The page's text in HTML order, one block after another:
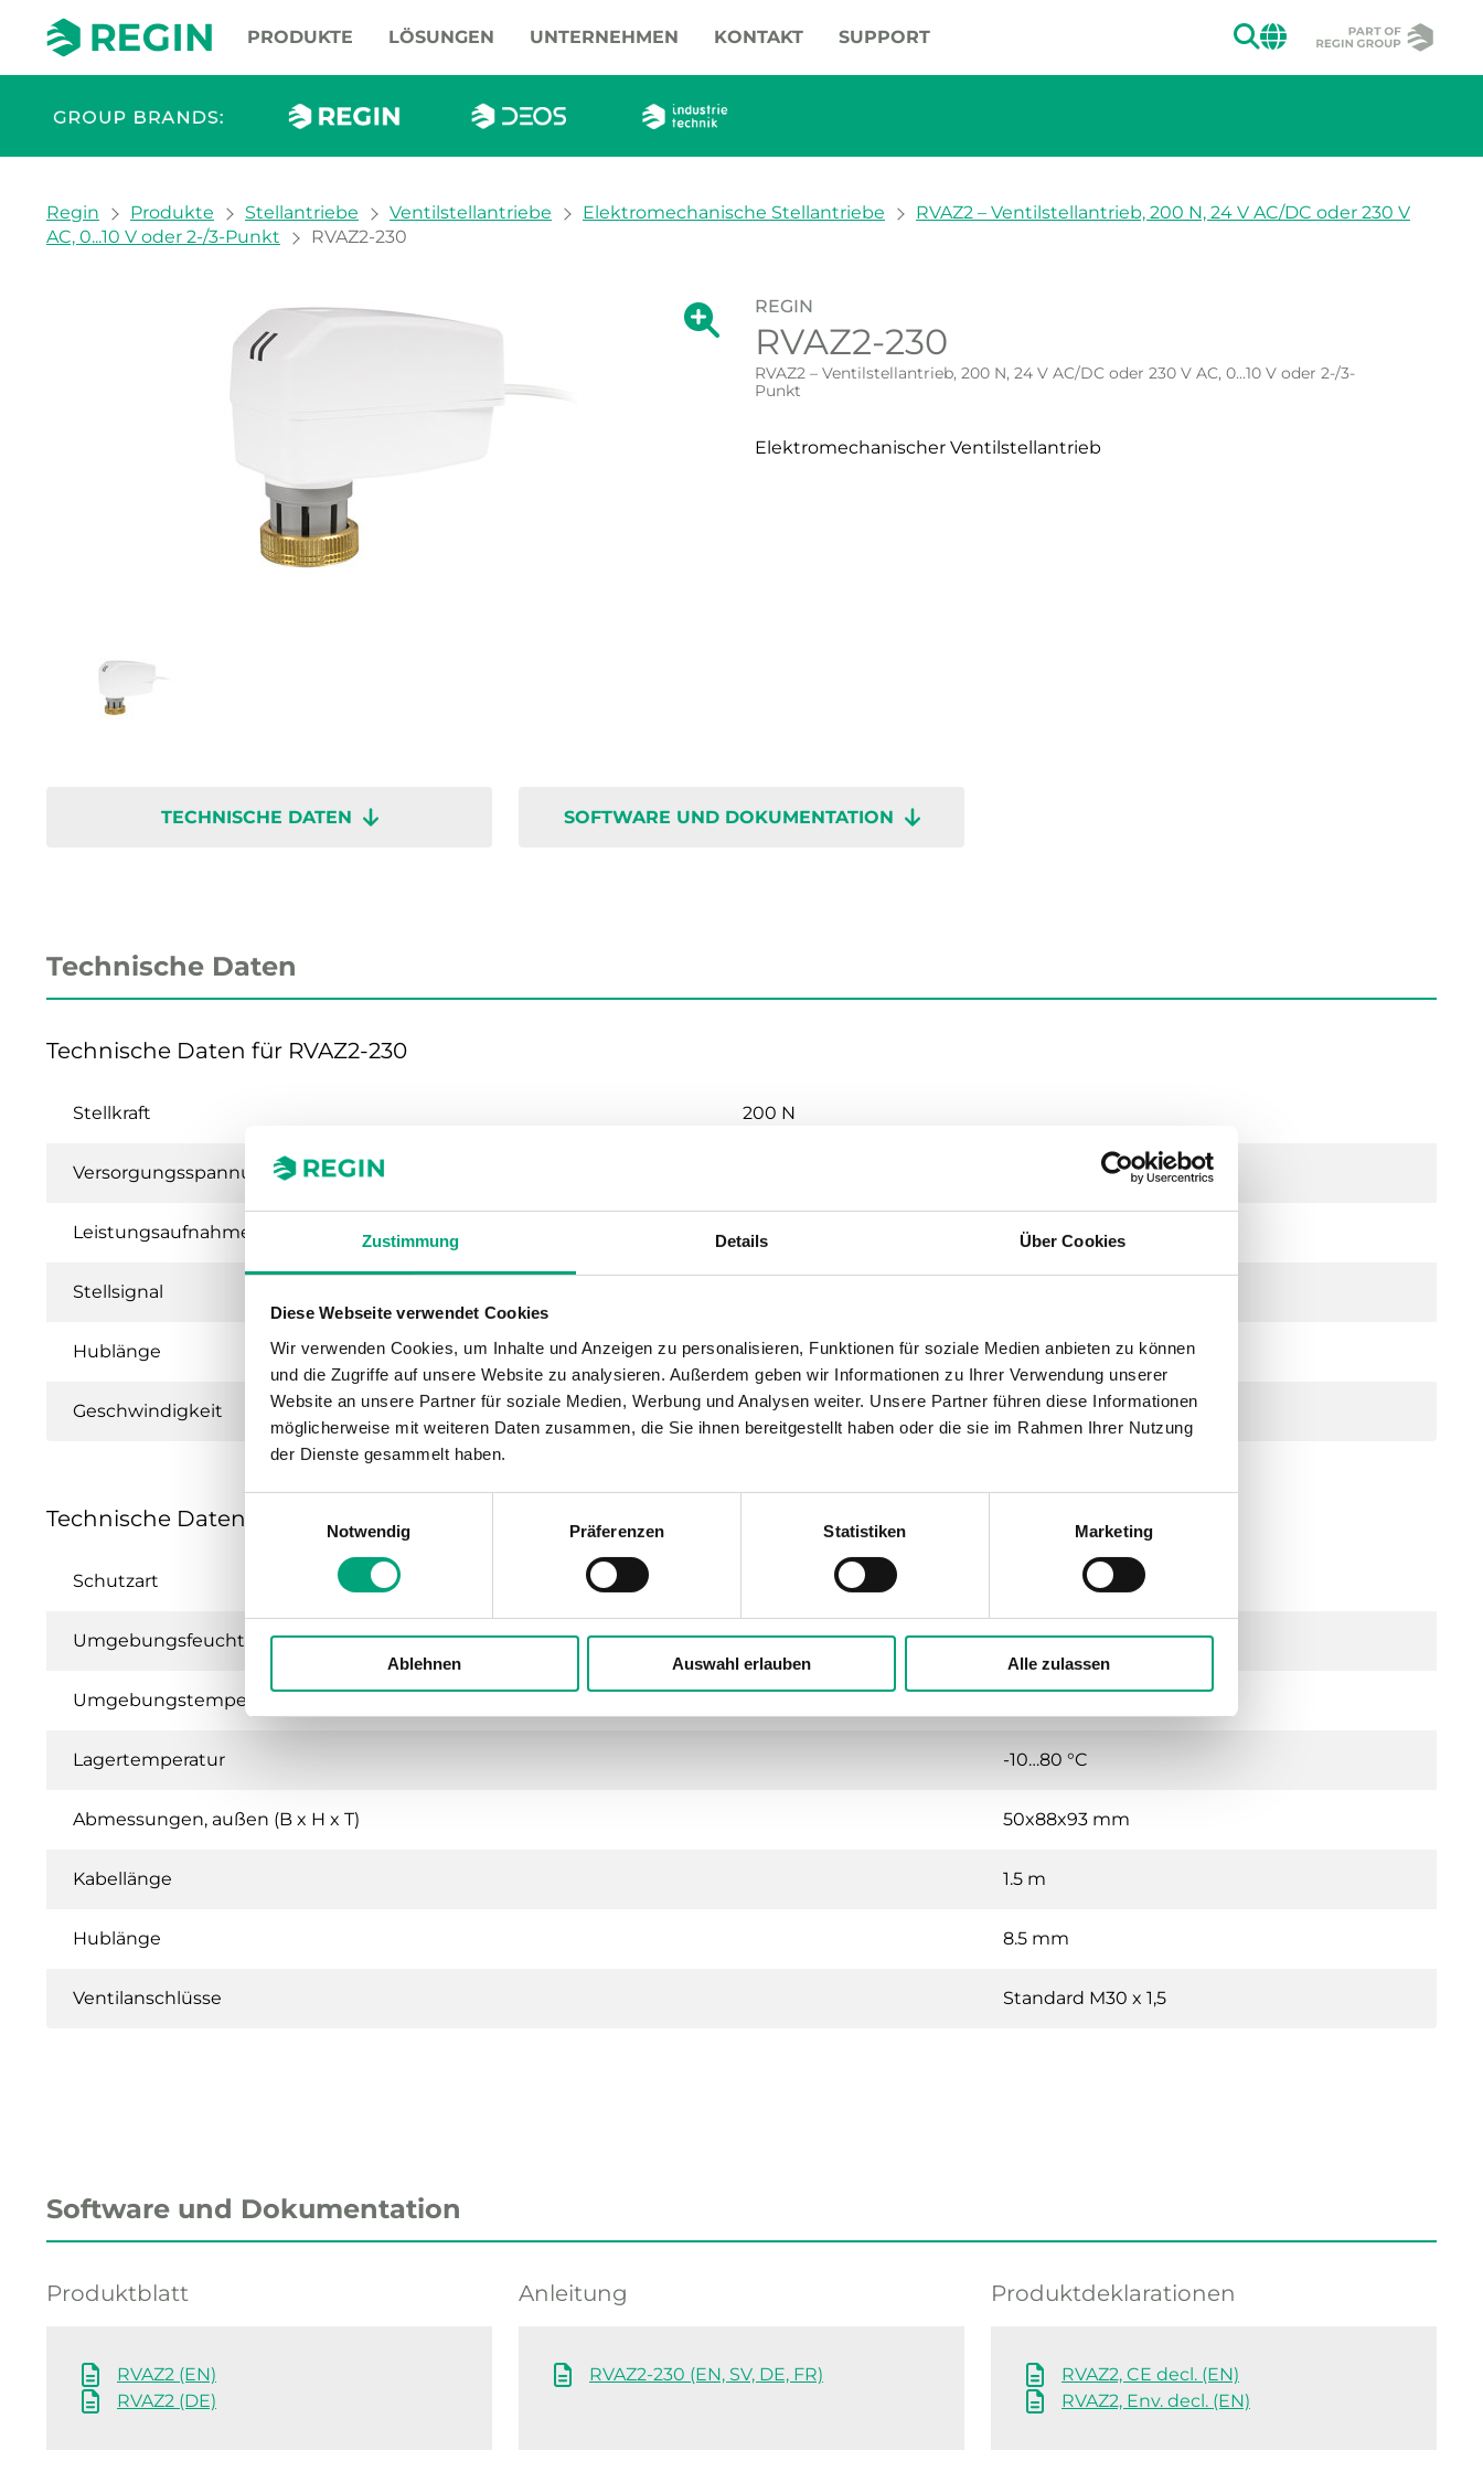
Zustimmung Details Über Cookies
Diese Webseite verwendet Cookies
Wir verwenden Cookies, um Inhalte und Anzeigen zu personalisieren, Funktionen für soziale Medien anbieten zu können
und die Zugriffe auf unsere Website zu analysieren. Außerdem geben wir Informationen zu Ihrer Verwendung unserer
Website an unsere Partner für soziale Medien, Werbung und Analysen weiter. Unsere Partner führen diese Informationen
möglicherweise mit weiteren Daten zusammen, die Sie ihnen bereitgestellt haben oder die sie im Rahmen Ihrer Nutzung
der Dienste gesammelt haben.
Notwendig
Präferenzen Statistiken Marketing
Ablehnen Auswahl erlauben Alle zulassen
PRODUKTE LÖSUNGEN UNTERNEHMEN KONTAKT SUPPORT SUCHEN
CHANGE
You are here:
Regin Produkte Stellantriebe Ventilstellantriebe Elektromechanische Stellantriebe
RVAZ2 – Ventilstellantrieb, 200 N, 24 V AC/DC oder 230 V
AC, 0...10 V oder 2-/3-Punkt
RVAZ2-230
Zeige große Version des Bildes.
Zeige große Version des Bildes.
REGIN
RVAZ2-230
RVAZ2 – Ventilstellantrieb, 200 N, 24 V AC/DC oder 230 V AC, 0...10 V oder 2-/3-
Punkt
Elektromechanischer Ventilstellantrieb
TECHNISCHE DATEN SOFTWARE UND DOKUMENTATION
Technische Daten
Technische Daten für RVAZ2-230
Stellkraft 200 N
Versorgungsspannung
Leistungsaufnahme 6 W / 5 VA
Stellsignal
Hublänge 1-8.5mm
Geschwindigkeit 5.5 s/mm
Technische Daten für RVAZ2 – Ventilstellantrieb, 200 N, 24 V AC/DC oder 230 V AC, 0...10 V oder 2-/3-Punkt
Schutzart
Umgebungsfeuchte (nicht kondensierend) 10…95 % RH
Umgebungstemperatur
Lagertemperatur -10…80 °C
Abmessungen, außen (B x H x T) 50x88x93 mm
Kabellänge 1.5 m
Hublänge 8.5 mm
Ventilanschlüsse Standard M30 x 1,5
Software und Dokumentation
Produktblatt
RVAZ2 (EN)
RVAZ2 (DE)
Anleitung
RVAZ2-230 (EN, SV, DE, FR)
Produktdeklarationen
RVAZ2, CE decl. (EN)
RVAZ2, Env. decl. (EN)